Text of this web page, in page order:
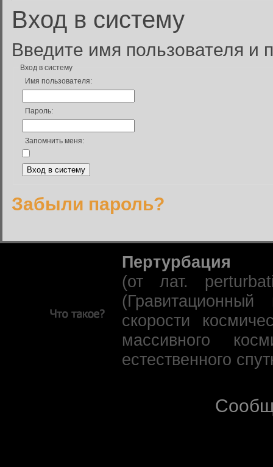
Вход в систему
Введите имя пользователя и
Вход в систему
Имя пользователя:
Пароль:
Запомнить меня:
Забыли пароль?
Пертурбация
(от лат.
скорости
массивного
естественного